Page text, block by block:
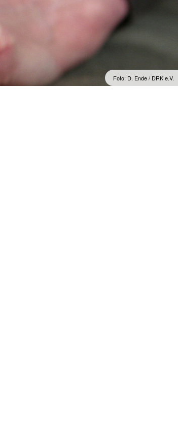
Notfallversorgung (PSNV) /
Notfallseelsorge
Rettungshundearbeit
Sanitätsdienst
Foto: D. Ende / DRK e.V.